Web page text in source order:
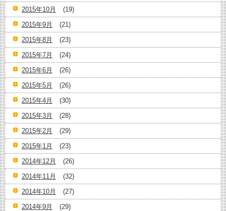
2015年10月
(19)
2015年9月
(21)
2015年8月
(23)
2015年7月
(24)
2015年6月
(26)
2015年5月
(26)
2015年4月
(30)
2015年3月
(28)
2015年2月
(29)
2015年1月
(23)
2014年12月
(26)
2014年11月
(32)
2014年10月
(27)
2014年9月
(29)